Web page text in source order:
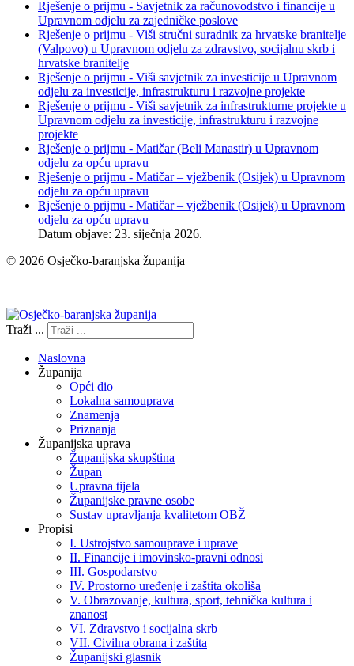
Rješenje o prijmu - Savjetnik za računovodstvo i financije u
Upravnom odjelu za zajedničke poslove
Rješenje o prijmu - Viši stručni suradnik za hrvatske branitelje
(Valpovo) u Upravnom odjelu za zdravstvo, socijalnu skrb i
hrvatske branitelje
Rješenje o prijmu - Viši savjetnik za investicije u Upravnom
odjelu za investicije, infrastrukturu i razvojne projekte
Rješenje o prijmu - Viši savjetnik za infrastrukturne projekte u
Upravnom odjelu za investicije, infrastrukturu i razvojne
projekte
Rješenje o prijmu - Matičar (Beli Manastir) u Upravnom
odjelu za opću upravu
Rješenje o prijmu - Matičar – vježbenik (Osijek) u Upravnom
odjelu za opću upravu
Rješenje o prijmu - Matičar – vježbenik (Osijek) u Upravnom
odjelu za opću upravu
Datum objave: 23. siječnja 2026.
© 2026 Osječko-baranjska županija
Traži ...
Naslovna
Županija
Opći dio
Lokalna samouprava
Znamenja
Priznanja
Županijska uprava
Županijska skupština
Župan
Upravna tijela
Županijske pravne osobe
Sustav upravljanja kvalitetom OBŽ
Propisi
I. Ustrojstvo samouprave i uprave
II. Financije i imovinsko-pravni odnosi
III. Gospodarstvo
IV. Prostorno uređenje i zaštita okoliša
V. Obrazovanje, kultura, sport, tehnička kultura i
znanost
VI. Zdravstvo i socijalna skrb
VII. Civilna obrana i zaštita
Županijski glasnik